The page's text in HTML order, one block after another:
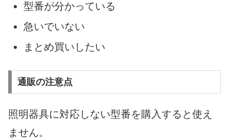
型番が分かっている
急いでいない
まとめ買いしたい
通販の注意点
照明器具に対応しない型番を購入すると使え
ません。